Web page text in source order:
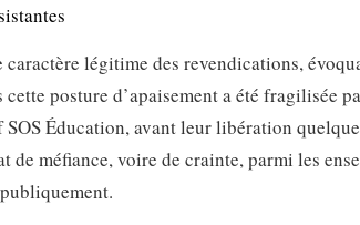
légitime des revendications,
posture d’apaisement a été fragilisée
Éducation, avant leur libération
méfiance, voire de crainte, parmi les